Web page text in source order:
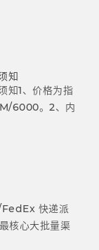
知
知1、价格为指
6000。2、内
快递派
核心大批量渠